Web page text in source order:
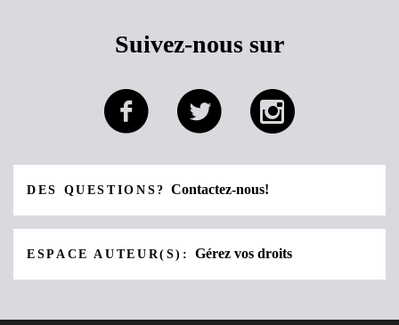
Suivez-nous sur
DES QUESTIONS?Contactez-nous!
ESPACE AUTEUR(S):Gérez vos droits